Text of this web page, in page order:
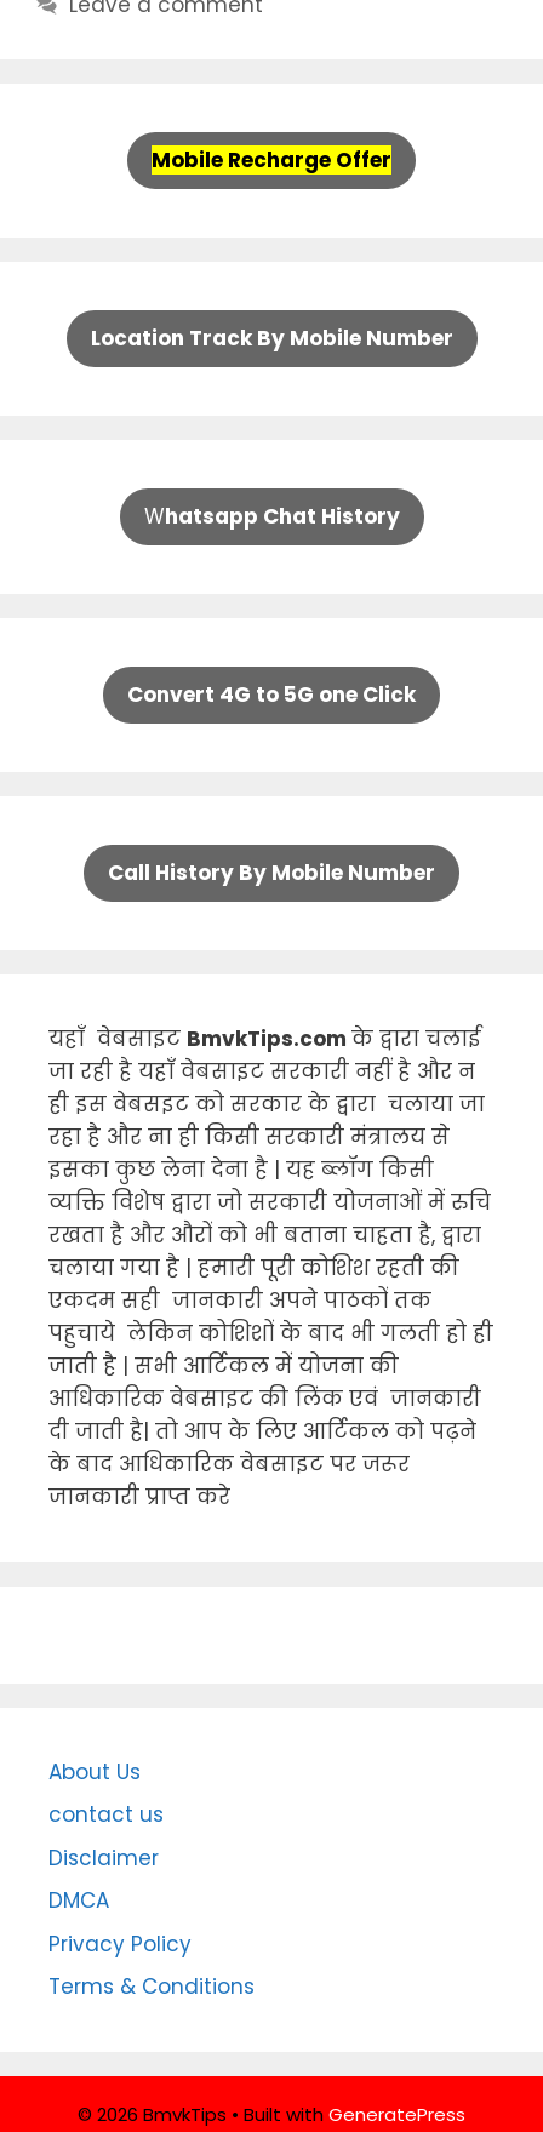
Mobile Recharge Offer
Location Track By Mobile Number
Whatsapp Chat History
Convert 4G to 5G one Click
Call History By Mobile Number
यहाँ वेबसाइट BmvkTips.com के द्वारा चलाई
जा रही है यहाँ वेबसाइट सरकारी नहीं है और न
ही इस वेबसइट को सरकार के द्वारा चलाया जा
रहा है और ना ही किसी सरकारी मंत्रालय से
इसका कुछ लेना देना है | यह ब्लॉग किसी
व्यक्ति विशेष द्वारा जो सरकारी योजनाओं में रुचि
रखता है और औरों को भी बताना चाहता है, द्वारा
चलाया गया है | हमारी पूरी कोशिश रहती की
एकदम सही जानकारी अपने पाठकों तक
पहुचाये लेकिन कोशिशों के बाद भी गलती हो ही
जाती है | सभी आर्टिकल में योजना की
आधिकारिक वेबसाइट की लिंक एवं जानकारी
दी जाती है| तो आप के लिए आर्टिकल को पढ़ने
के बाद आधिकारिक वेबसाइट पर जरूर
जानकारी प्राप्त करे
About Us
contact us
Disclaimer
DMCA
Privacy Policy
Terms & Conditions
© 2026 BmvkTips • Built withGeneratePress